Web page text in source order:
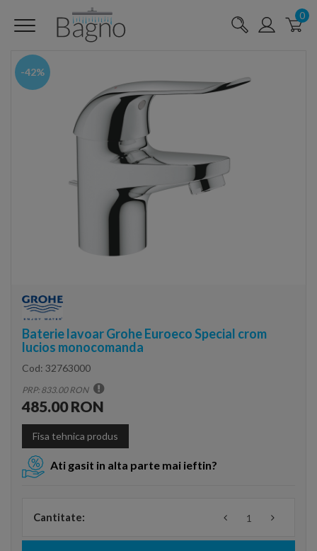
0
-42%
Baterie lavoar Grohe Euroeco Special crom
lucios monocomanda
Cod: 32763000
PRP: 833.00 RON
485.00 RON
Fisa tehnica produs
Ati gasit in alta parte mai ieftin?
Cantitate: